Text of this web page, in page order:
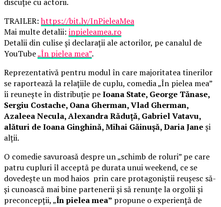
TRAILER:https://bit.ly/InPieleaMea
Mai multe detalii: inpieleamea.ro
Detalii din culise și declarații ale actorilor, pe canalul de
YouTube„În pielea mea”.
Reprezentativă pentru modul în care majoritatea tinerilor
se raportează la relațiile de cuplu, comedia „În pielea mea”
îi reunește în distribuție peIoana State, George Tănase,
Sergiu Costache, Oana Gherman, Vlad Gherman,
Azaleea Necula, Alexandra Răduță, Gabriel Vatavu,
alături de Ioana Ginghină, Mihai Găinușă, Daria Janeși
alții.
O comedie savuroasă despre un „schimb de roluri” pe care
patru cupluri îl acceptă pe durata unui weekend, ce se
dovedește un mod haios prin care protagoniștii reușesc să-
și cunoască mai bine partenerii și să renunțe la orgolii și
preconcepții, „În pielea mea” propune o experiență de